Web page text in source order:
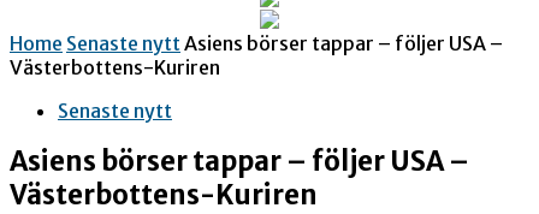
Home Senaste nytt Asiens börser tappar – följer USA –
Västerbottens-Kuriren
Senaste nytt
Asiens börser tappar – följer USA –
Västerbottens-Kuriren